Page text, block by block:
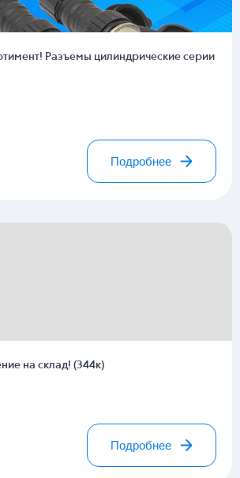
Разъемы цилиндрические серии
Подробнее
на склад! (344к)
Подробнее